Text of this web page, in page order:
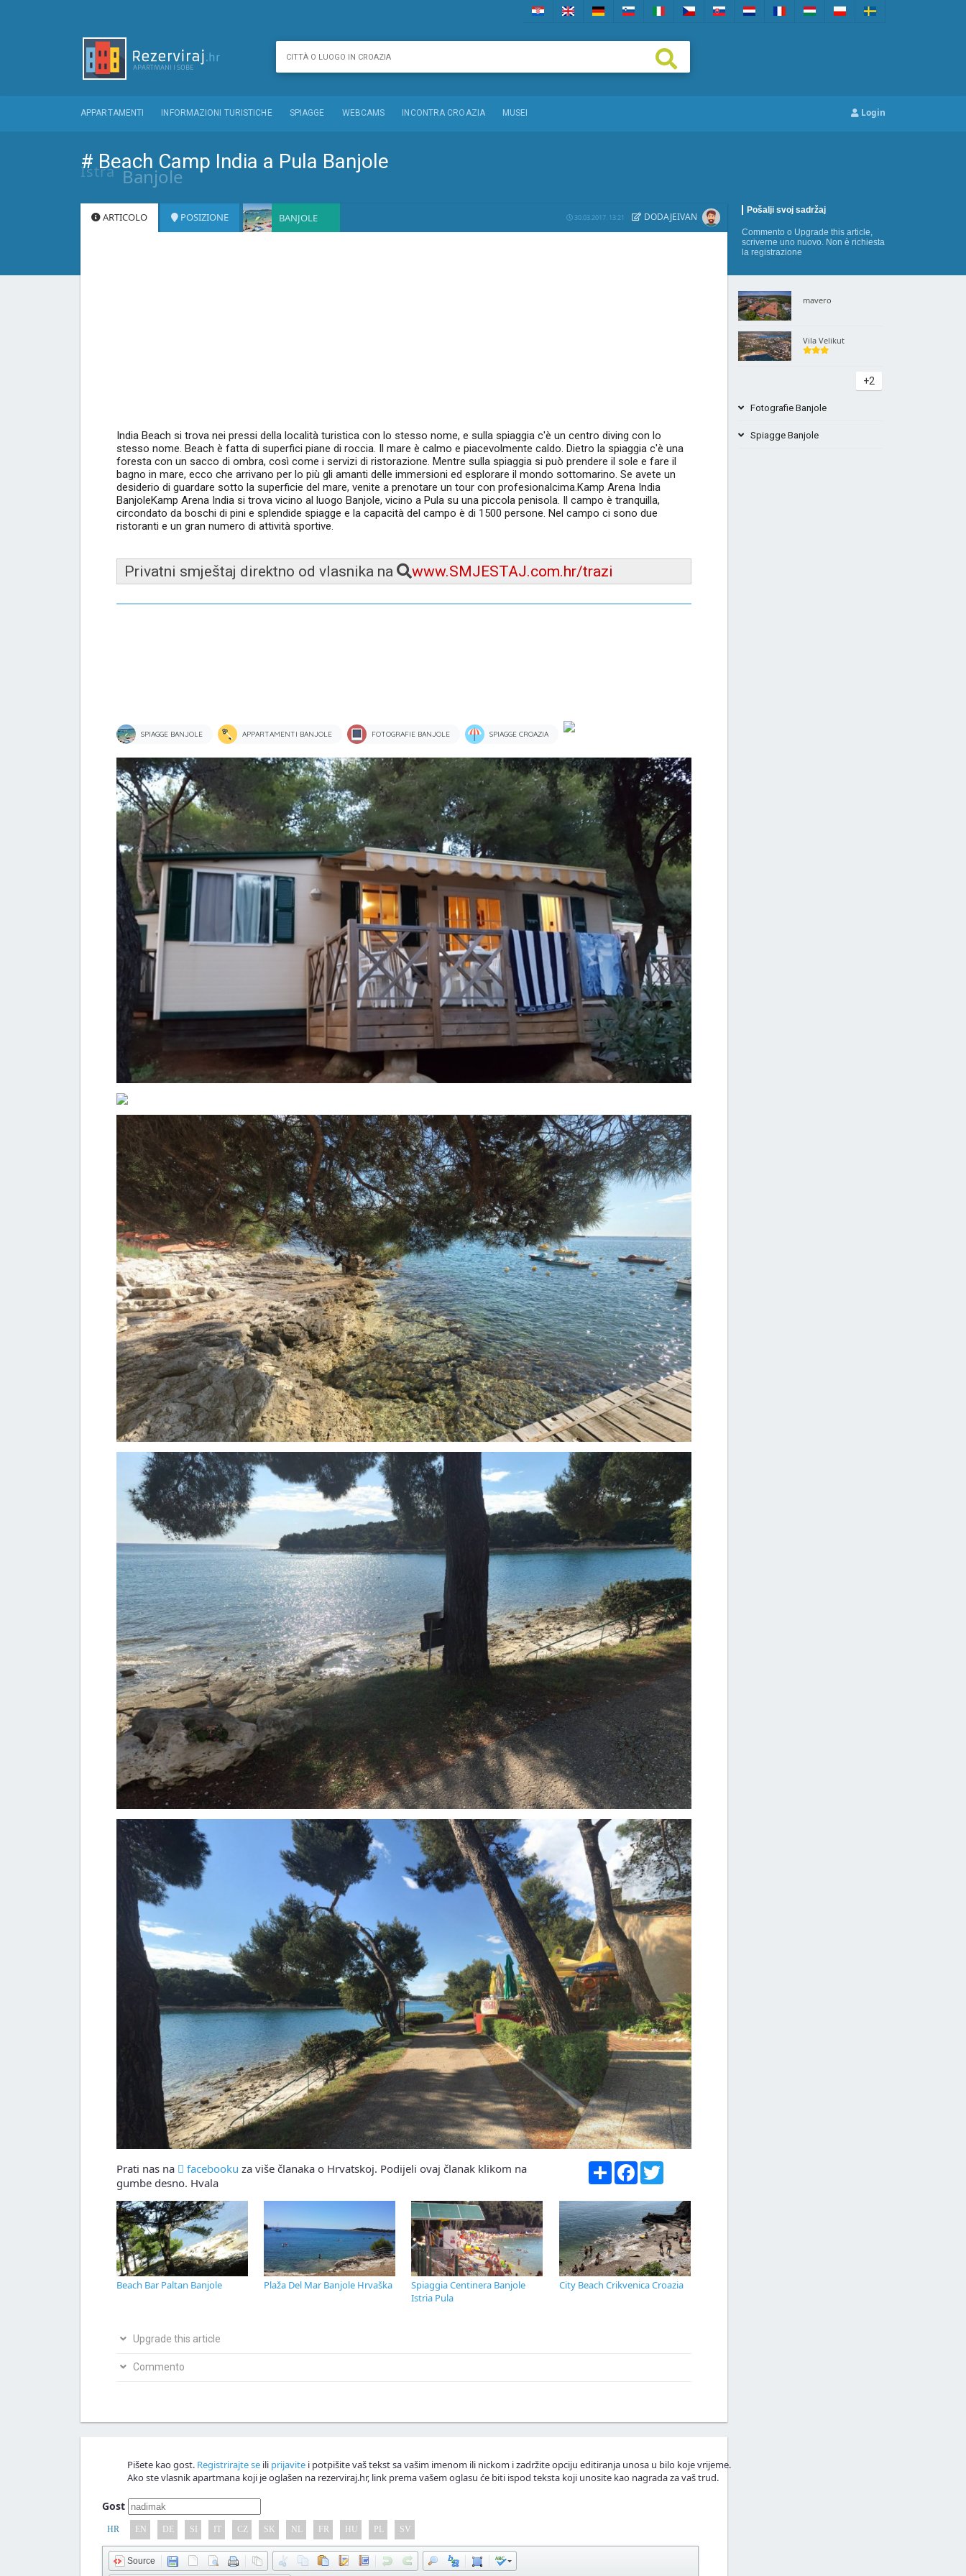
APPARTAMENTI INFORMAZIONI TURISTICHE SPIAGGE WEBCAMS INCONTRA CROAZIA MUSEI Login
# Beach Camp India a Pula Banjole
Istra Banjole
Pošalji svoj sadržaj
Commento o Upgrade this article,
scriverne uno nuovo. Non è richiesta
la registrazione
ARTICOLO POSIZIONE BANJOLE 30.03.2017. 13:21 DODAJEIVAN
India Beach si trova nei pressi della località turistica con lo stesso nome, e sulla spiaggia c'è un centro diving con lo
stesso nome. Beach è fatta di superfici piane di roccia. Il mare è calmo e piacevolmente caldo. Dietro la spiaggia c'è una
foresta con un sacco di ombra, così come i servizi di ristorazione. Mentre sulla spiaggia si può prendere il sole e fare il
bagno in mare, ecco che arrivano per lo più gli amanti delle immersioni ed esplorare il mondo sottomarino. Se avete un
desiderio di guardare sotto la superficie del mare, venite a prenotare un tour con profesionalcima.Kamp Arena India
BanjoleKamp Arena India si trova vicino al luogo Banjole, vicino a Pula su una piccola penisola. Il campo è tranquilla,
circondato da boschi di pini e splendide spiagge e la capacità del campo è di 1500 persone. Nel campo ci sono due
ristoranti e un gran numero di attività sportive.
Privatni smještaj direktno od vlasnika na www.SMJESTAJ.com.hr/trazi
SPIAGGE BANJOLE APPARTAMENTI BANJOLE FOTOGRAFIE BANJOLE SPIAGGE CROAZIA
Prati nas na facebooku za više članaka o Hrvatskoj. Podijeli ovaj članak klikom na
gumbe desno. Hvala
Share Facebook
Beach Bar Paltan Banjole Plaža Del Mar Banjole Hrvaška
Spiaggia Centinera Banjole
Istria Pula
City Beach Crikvenica Croazia
Upgrade this article
Bio si na ovom mjestu? Podijeli s nama svoja iskustva ili fotografije.
Commento
Pišete kao gost. Registrirajte se ili prijavite i potpišite vaš tekst sa vašim imenom ili nickom i zadržite opciju editiranja unosa u bilo koje vrijeme.
Ako ste vlasnik apartmana koji je oglašen na rezerviraj.hr, link prema vašem oglasu će biti ispod teksta koji unosite kao nagrada za vaš trud.
Gost
HR EN DE SI IT CZ SK NL FR HU PL SV
Source
mavero
Vila Velikut
+2
Fotografie Banjole
Spiagge Banjole